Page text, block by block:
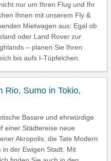
nur um Ihren Flug und Ihr
Ihnen mit unserem Fly &
Mietwagen aus: Egal ob
oder Land Rover zur
– planen Sie Ihren
bis aufs I-Tüpfelchen.
Rio, Sumo in Tokio,
Basare und ehrwürdige
einer Städtereise neue
Akropolis, die Tate Modern
der Ewigen Stadt. Mit